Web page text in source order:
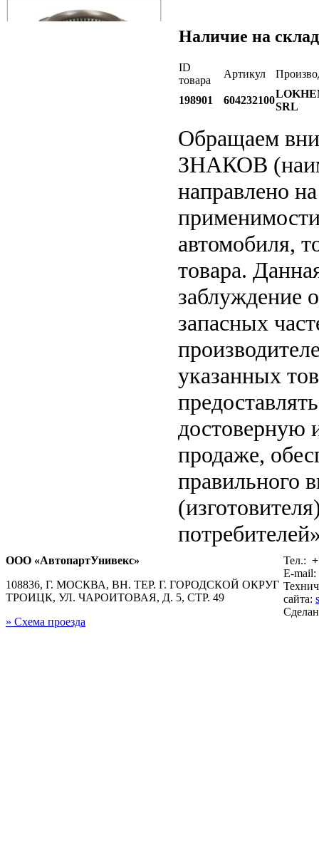
Наличие на
ID
товара
Артикул
198901 604232100
SRL
Обращаем
ЗНАКОВ
направлено
автомобиля,
товара.
заблуждение
запасных
указанных
достоверную
продаже,
правильного
ООО «АвтопартУнивекс»
108836, Г. МОСКВА, ВН. ТЕР. Г. ГОРОДСКОЙ ОКРУГ
ТРОИЦК, УЛ. ЧАРОИТОВАЯ, Д. 5, СТР. 49
» Схема проезда
Тел.:
E-mail:
сайта: